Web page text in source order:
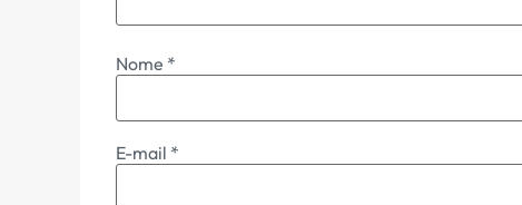
Nome *
E-mail *